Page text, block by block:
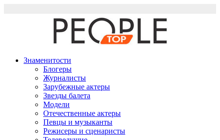
Знаменитости
Блогеры
Журналисты
Зарубежные актеры
Звезды балета
Модели
Отечественные актеры
Певцы и музыканты
Режисеры и сценаристы